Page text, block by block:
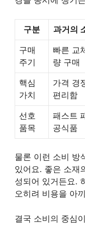
구분 과거의
구매
주기
빠른 교
량 구매
핵심
가치
가격 경
편리함
선호
품목
패스트
공식품
물론 이런 소비 방
있어요. 좋은 소재
성되어 있거든요.
오히려 비용을 아
결국 소비의 중심이